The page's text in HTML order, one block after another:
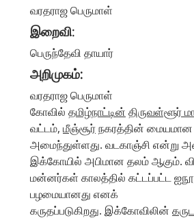
வரதராஜ பெருமாள்
இறைவி:
பெருந்தேவி தாயார்
அறிமுகம்:
வரதராஜ பெருமாள்
கோவில் தமிழ்நாட்டின் திருவள்ளூர்
வட்டம், மீஞ்சூர்நகரத்தின்
அமைந்துள்ளது. வடகாஞ்சி என்று
இக்கோயில் அபிமான தலம் ஆகும்.
மன்னர்கள் காலத்தில் கட்டப்பட்ட
பழமையானது எனக்
கருதப்படுகிறது. இக்கோவிலின் கருட